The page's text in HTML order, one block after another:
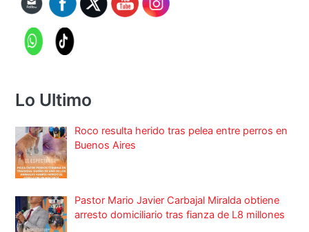
Lo Ultimo
Roco resulta herido tras pelea entre perros en
Buenos Aires
Pastor Mario Javier Carbajal Miralda obtiene
arresto domiciliario tras fianza de L8 millones